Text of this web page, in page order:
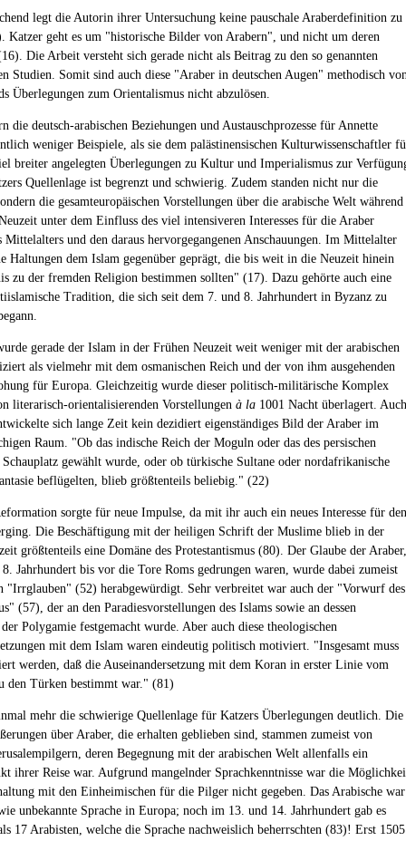
legt die Autorin ihrer Untersuchung keine pauschale Araberdefinition zu
Katzer geht es um "historische Bilder von Arabern", und nicht um deren
Die Arbeit versteht sich gerade nicht als Beitrag zu den so genannten
Studien. Somit sind auch diese "Araber in deutschen Augen" methodisch
Überlegungen zum Orientalismus nicht abzulösen.
die deutsch-arabischen Beziehungen und Austauschprozesse für Annette
weniger Beispiele, als sie dem palästinensischen Kulturwissenschaftler
breiter angelegten Überlegungen zu Kultur und Imperialismus zur
Quellenlage ist begrenzt und schwierig. Zudem standen nicht nur die
die gesamteuropäischen Vorstellungen über die arabische Welt während
unter dem Einfluss des viel intensiveren Interesses für die Araber
Mittelalters und den daraus hervorgegangenen Anschauungen. Im Mittelalter
Haltungen dem Islam gegenüber geprägt, die bis weit in die Neuzeit hinein
zu der fremden Religion bestimmen sollten" (17). Dazu gehörte auch eine
Tradition, die sich seit dem 7. und 8. Jahrhundert in Byzanz zu
gerade der Islam in der Frühen Neuzeit weit weniger mit der arabischen
als vielmehr mit dem osmanischen Reich und der von ihm ausgehenden
für Europa. Gleichzeitig wurde dieser politisch-militärische Komplex
literarisch-orientalisierenden Vorstellungen à la 1001 Nacht überlagert. Auch
sich lange Zeit kein dezidiert eigenständiges Bild der Araber im
Raum. "Ob das indische Reich der Moguln oder das des persischen
Schauplatz gewählt wurde, oder ob türkische Sultane oder nordafrikanische
beflügelten, blieb größtenteils beliebig." (22)
sorgte für neue Impulse, da mit ihr auch ein neues Interesse für den
Die Beschäftigung mit der heiligen Schrift der Muslime blieb in der
größtenteils eine Domäne des Protestantismus (80). Der Glaube der Araber,
Jahrhundert bis vor die Tore Roms gedrungen waren, wurde dabei zumeist
"Irrglauben" (52) herabgewürdigt. Sehr verbreitet war auch der "Vorwurf des
(57), der an den Paradiesvorstellungen des Islams sowie an dessen
Polygamie festgemacht wurde. Aber auch diese theologischen
mit dem Islam waren eindeutig politisch motiviert. "Insgesamt muss
werden, daß die Auseinandersetzung mit dem Koran in erster Linie vom
den Türken bestimmt war." (81)
mehr die schwierige Quellenlage für Katzers Überlegungen deutlich. Die
über Araber, die erhalten geblieben sind, stammen zumeist von
deren Begegnung mit der arabischen Welt allenfalls ein
ihrer Reise war. Aufgrund mangelnder Sprachkenntnisse war die
mit den Einheimischen für die Pilger nicht gegeben. Das Arabische war
unbekannte Sprache in Europa; noch im 13. und 14. Jahrhundert gab es
17 Arabisten, welche die Sprache nachweislich beherrschten (83)! Erst 1505